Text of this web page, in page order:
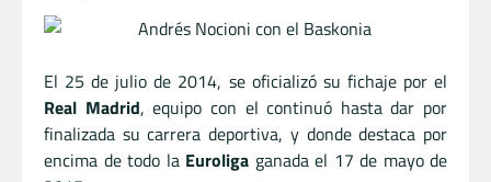
El 25 de julio de 2014, se oficializó su fichaje por el
Real Madrid, equipo con el continuó hasta dar por
finalizada su carrera deportiva, y donde destaca por
encima de todo la Euroliga ganada el 17 de mayo de